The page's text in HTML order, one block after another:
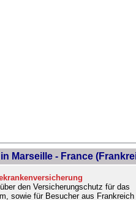
Marseille - France
den Versicherungschutz für das
sowie für Besucher aus Frankreich